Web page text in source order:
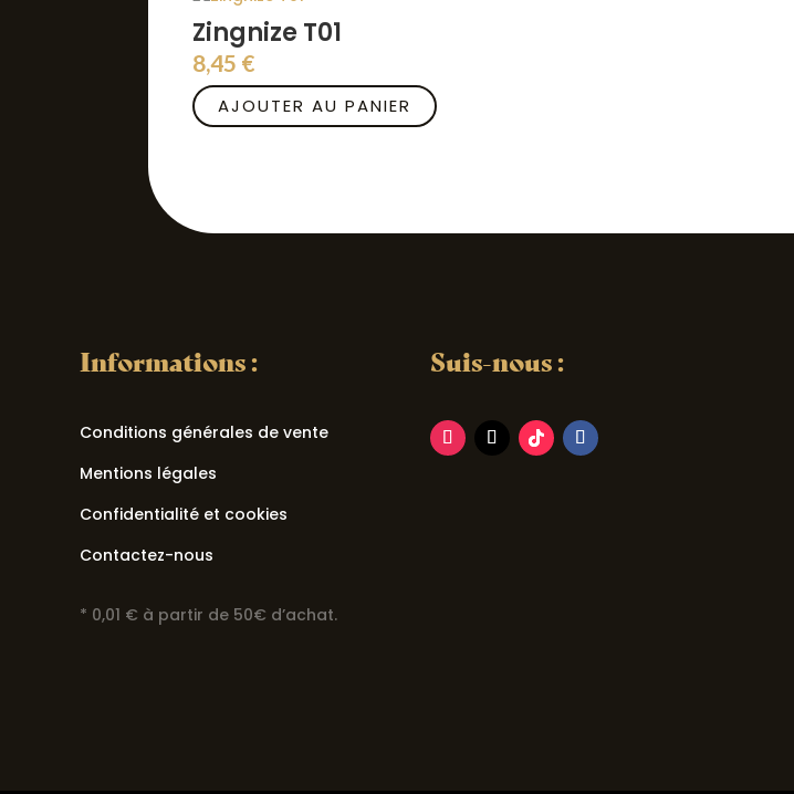
Zingnize T01
8,45 €
AJOUTER AU PANIER
Informations :
Conditions générales de vente
Mentions légales
Confidentialité et cookies
Contactez-nous
* 0,01 € à partir de 50€ d’achat.
Suis-nous :